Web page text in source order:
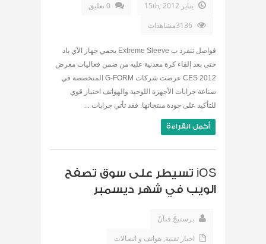
يناير 15th, 2012
0 تعليق
فواصل تنفرد ب Extreme Sleeve يحمي جهاز الآي باد
حتى بعد إلقاء كرة معدنية عليه من ضمن فعاليات معرض
CES 2012 عرضت شركات G-FORM المتخصصة في
صناعة جرابات الأجهزة اللوحية والهواتف اختبار قوي
للتأكيد على جودة منتجاتها. فقد تأتي جرابات ...
أكمل القراءة
iOS تسيطر على سوق تصفح
الويب في شهر ديسمبر
برستيجً فنآنً
اخبار تقنية, هواتف و اتصالات